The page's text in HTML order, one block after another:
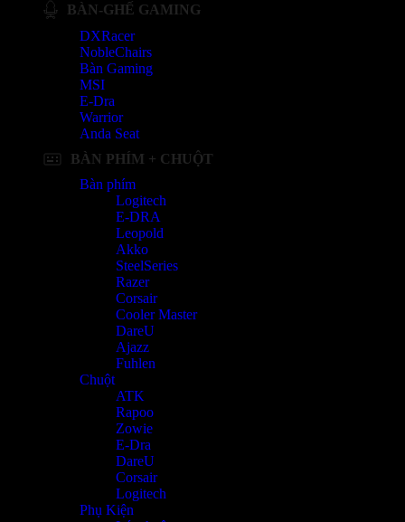
BÀN-GHẾ GAMING
DXRacer
NobleChairs
Bàn Gaming
MSI
E-Dra
Warrior
Anda Seat
BÀN PHÍM + CHUỘT
Bàn phím
Logitech
E-DRA
Leopold
Akko
SteelSeries
Razer
Corsair
Cooler Master
DareU
Ajazz
Fuhlen
Chuột
ATK
Rapoo
Zowie
E-Dra
DareU
Corsair
Logitech
Phụ Kiện